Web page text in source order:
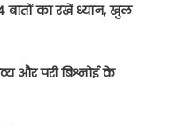
बातों का रखें ध्यान, खुल
और परी बिश्नोई के